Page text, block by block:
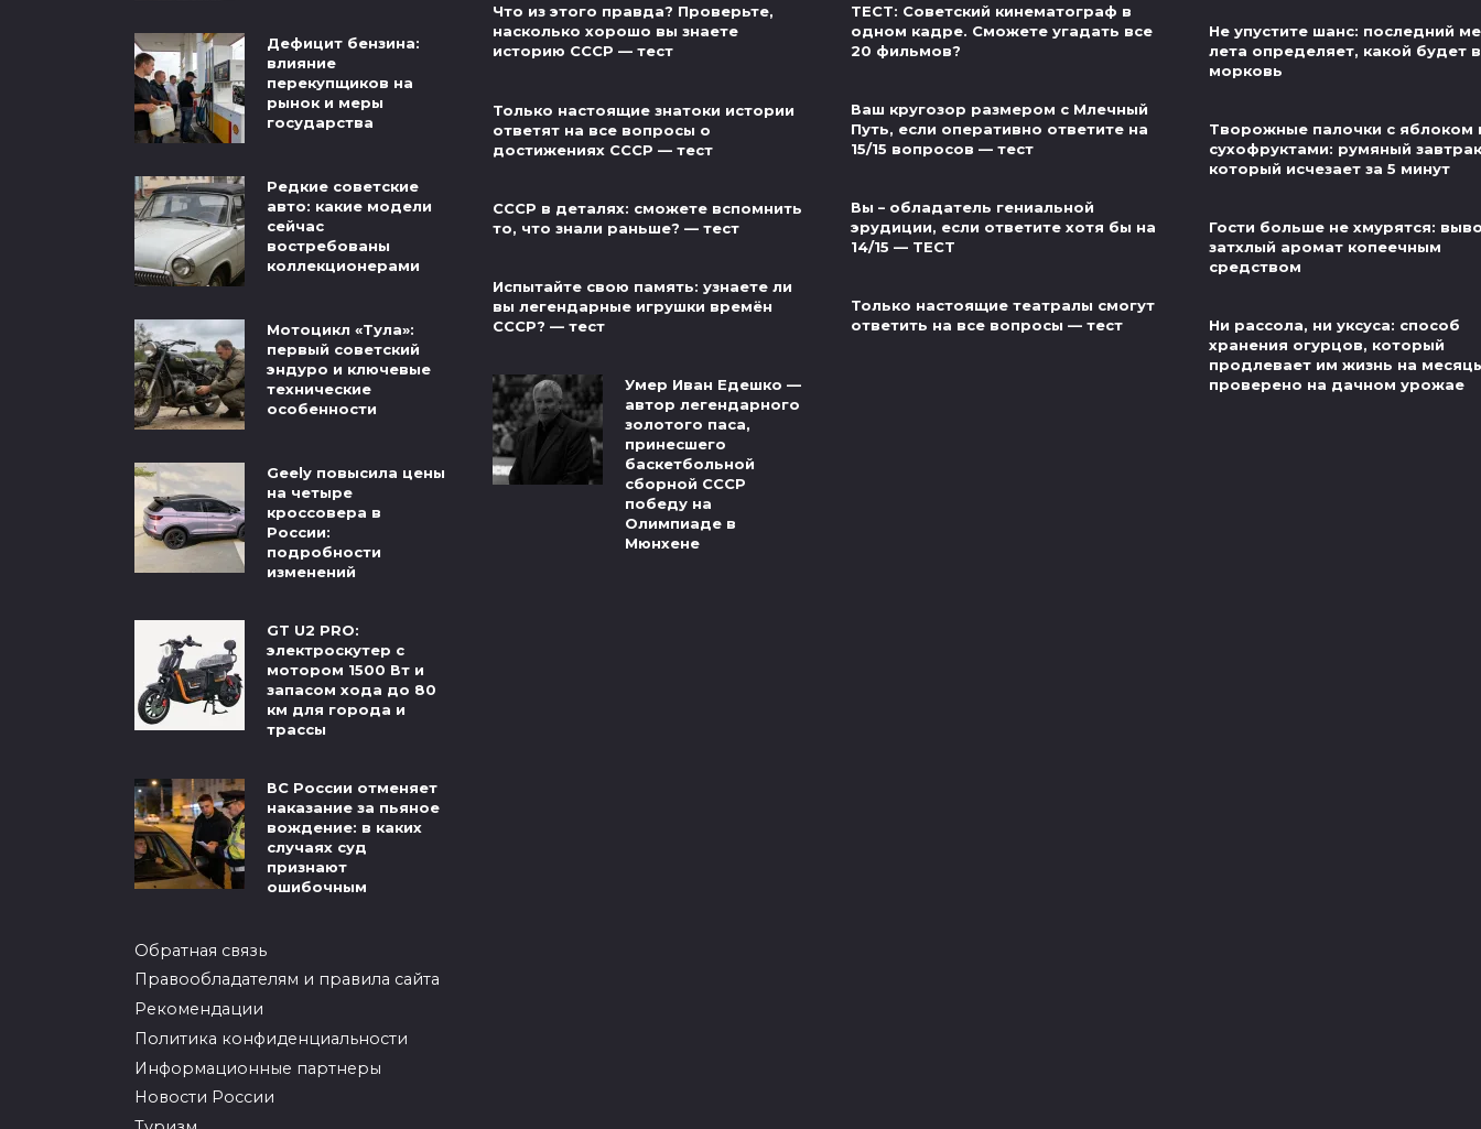
Дефицит бензина:
влияние
перекупщиков на
рынок и меры
государства
Редкие советские
авто: какие модели
сейчас
востребованы
коллекционерами
Мотоцикл «Тула»:
первый советский
эндуро и ключевые
технические
особенности
Geely повысила цены
на четыре
кроссовера в
России:
подробности
изменений
GT U2 PRO:
электроскутер с
мотором 1500 Вт и
запасом хода до 80
км для города и
трассы
ВС России отменяет
наказание за пьяное
вождение: в каких
случаях суд
признают
ошибочным
Обратная связь
Правообладателям и правила сайта
Рекомендации
Политика конфиденциальности
Информационные партнеры
Новости России
Что из этого правда? Проверьте,
насколько хорошо вы знаете
историю СССР — тест
Только настоящие знатоки истории
ответят на все вопросы о
достижениях СССР — тест
СССР в деталях: сможете вспомнить
то, что знали раньше? — тест
Испытайте свою память: узнаете ли
вы легендарные игрушки времён
СССР? — тест
Умер Иван Едешко —
автор легендарного
золотого паса,
принесшего
баскетбольной
сборной СССР
победу на
Олимпиаде в
Мюнхене
ТЕСТ: Советский кинематограф в
одном кадре. Сможете угадать все
20 фильмов?
Ваш кругозор размером с Млечный
Путь, если оперативно ответите на
15/15 вопросов — тест
Вы – обладатель гениальной
эрудиции, если ответите хотя бы на
14/15 — ТЕСТ
Только настоящие театралы смогут
ответить на все вопросы — тест
Не упустите шанс: последний
лета определяет, какой будет
морковь
Творожные палочки с яблоком
сухофруктами: румяный
который исчезает за 5 минут
Гости больше не хмурятся:
затхлый аромат копеечным
средством
Ни рассола, ни уксуса: способ
хранения огурцов, который
продлевает им жизнь на
проверено на дачном урожае